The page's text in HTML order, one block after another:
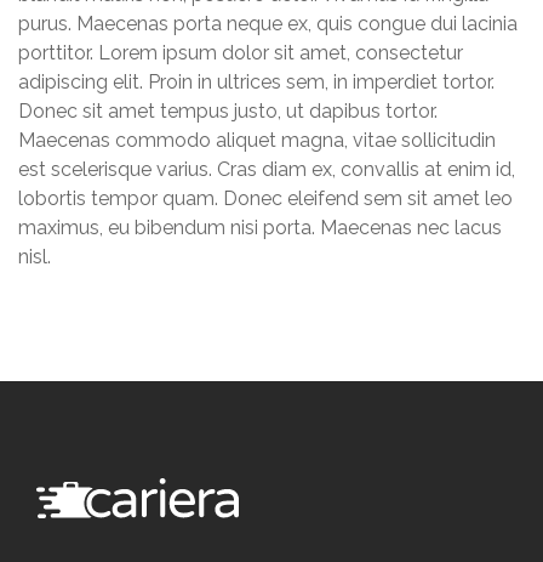
purus. Maecenas porta neque ex, quis congue dui lacinia
porttitor. Lorem ipsum dolor sit amet, consectetur
adipiscing elit. Proin in ultrices sem, in imperdiet tortor.
Donec sit amet tempus justo, ut dapibus tortor.
Maecenas commodo aliquet magna, vitae sollicitudin
est scelerisque varius. Cras diam ex, convallis at enim id,
lobortis tempor quam. Donec eleifend sem sit amet leo
maximus, eu bibendum nisi porta. Maecenas nec lacus
nisl.